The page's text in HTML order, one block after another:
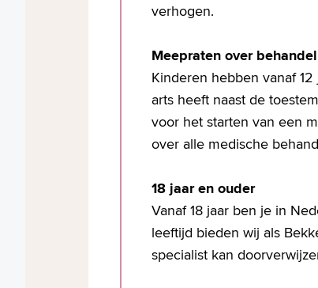
verhogen.
Meepraten over
Kinderen hebben vanaf
arts heeft naast de
voor het starten van een
over alle medische
18 jaar en ouder
Vanaf 18 jaar ben je in
leeftijd bieden wij als
specialist kan